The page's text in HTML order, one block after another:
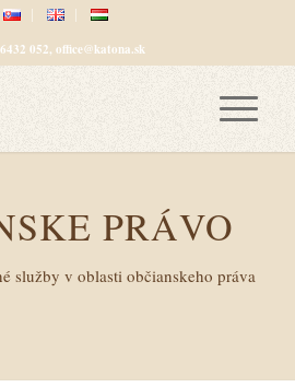
052, office@katona.sk
PRÁVO
služby v oblasti občianskeho práva